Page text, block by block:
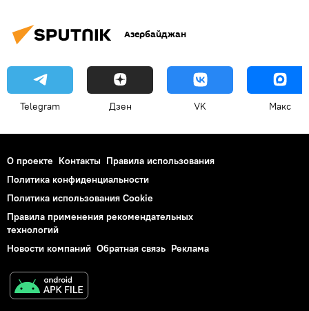
Азербайджан
Telegram Дзен VK Макс
О проекте Контакты Правила использования
Политика конфиденциальности
Политика использования Cookie
Правила применения рекомендательных
технологий
Новости компаний Обратная связь Реклама